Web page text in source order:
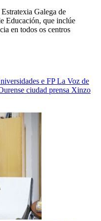
Galega de
Educación, que inclúe
en todos os centros
e FPLa Voz de
ciudad prensa Xinzo